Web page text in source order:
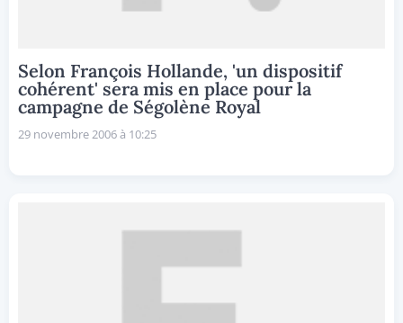
Selon François Hollande, 'un dispositif
cohérent' sera mis en place pour la
campagne de Ségolène Royal
29 novembre 2006 à 10:25